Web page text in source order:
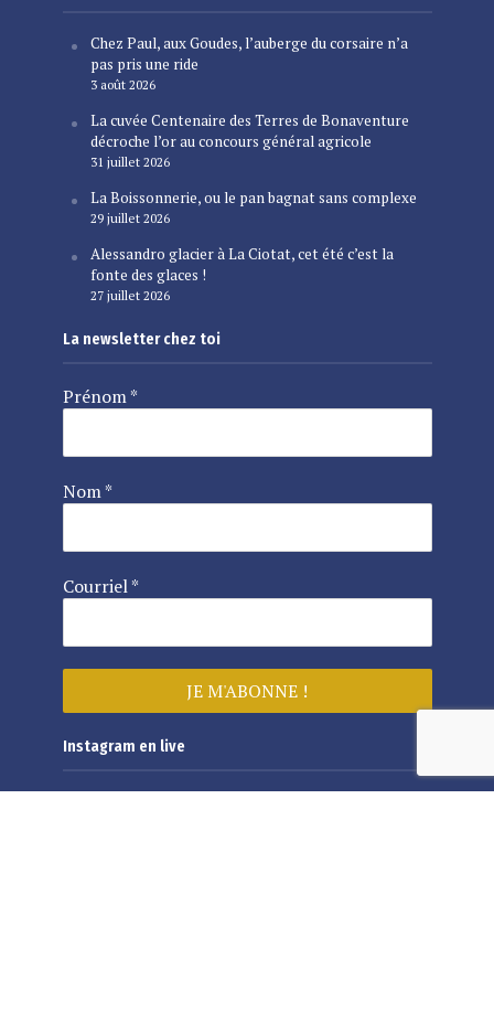
Chez Paul, aux Goudes, l’auberge du corsaire n’a
pas pris une ride
3 août 2026
La cuvée Centenaire des Terres de Bonaventure
décroche l’or au concours général agricole
31 juillet 2026
La Boissonnerie, ou le pan bagnat sans complexe
29 juillet 2026
Alessandro glacier à La Ciotat, cet été c’est la
fonte des glaces !
27 juillet 2026
La newsletter chez toi
Prénom*
Nom*
Courriel*
Instagram en live